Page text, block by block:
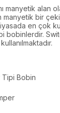
manyetik alan
manyetik bir
en çok
bobinlerdir.
Tipi Bobin